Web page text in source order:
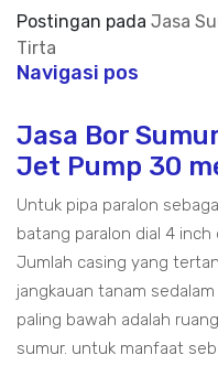
Postingan pada Jasa
Tirta
Navigasi pos
Jasa Bor
Jet Pump 30
Untuk pipa paralon
batang paralon dial 4
Jumlah casing yang
jangkauan tanam
paling bawah adalah
sumur. untuk manfaat